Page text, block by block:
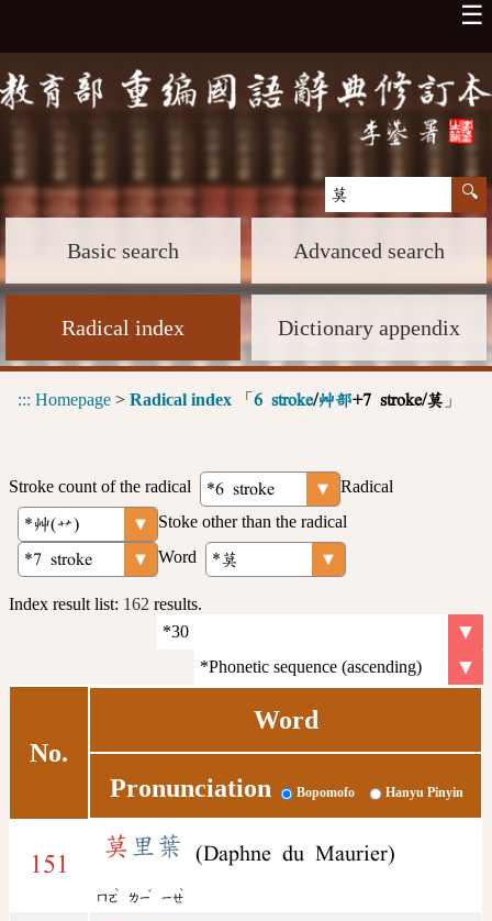
☰
Basic search Advanced search
Radical index Dictionary appendix
::: Homepage > Radical index 「 6 stroke/艸部+7 stroke/莫 」
Stroke count of the radical
Radical
Stoke other than the radical
Word
Index result list: 162 results.
No.
Word
Pronunciation Bopomofo Hanyu Pinyin
151
莫 里葉 (Daphne du Maurier)
ㄇㄛ
ˋ
ㄌㄧ
ˇ
ㄧㄝ
ˋ